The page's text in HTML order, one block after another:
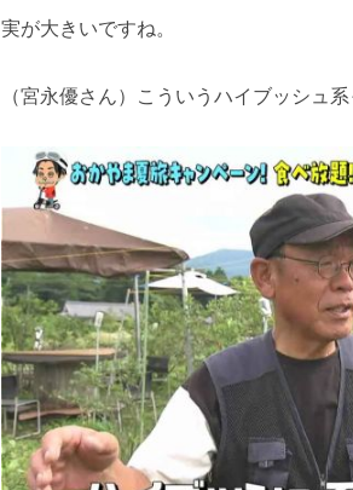
実が大きいですね。
（宮永優さん）こういうハイブッシュ